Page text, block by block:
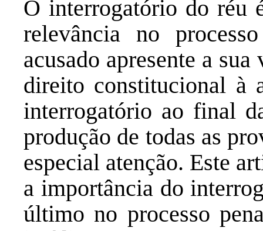
O interrogatório do réu
relevância no
acusado apresente a
direito constitucional à
interrogatório ao final
produção de todas as
especial atenção. Este
a importância do
último no processo